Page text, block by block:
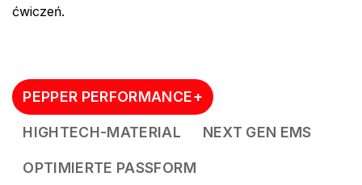
ćwiczeń.
PEPPER PERFORMANCE+
HIGHTECH-MATERIAL NEXT GEN EMS
OPTIMIERTE PASSFORM